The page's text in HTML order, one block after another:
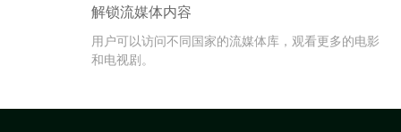
解锁流媒体内容
用户可以访问不同国家的流媒体库，观看更多的电影
和电视剧。